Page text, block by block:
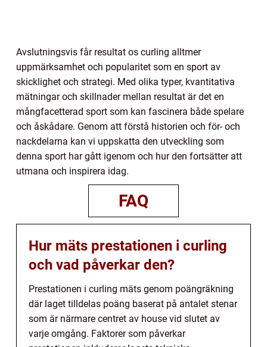
Avslutningsvis får resultat os curling alltmer
uppmärksamhet och popularitet som en sport av
skicklighet och strategi. Med olika typer, kvantitativa
mätningar och skillnader mellan resultat är det en
mångfacetterad sport som kan fascinera både spelare
och åskådare. Genom att förstå historien och för- och
nackdelarna kan vi uppskatta den utveckling som
denna sport har gått igenom och hur den fortsätter att
utmana och inspirera idag.
FAQ
Hur mäts prestationen i curling
och vad påverkar den?
Prestationen i curling mäts genom poängräkning
där laget tilldelas poäng baserat på antalet stenar
som är närmare centret av house vid slutet av
varje omgång. Faktorer som påverkar